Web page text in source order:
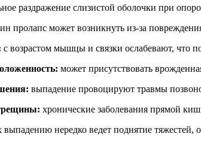
раздражение слизистой оболочки при
пролапс может возникнуть из-за
с возрастом мышцы и связки ослабевают, что
может присутствовать
выпадение провоцируют травмы
хронические заболевания прямой
выпадению нередко ведет поднятие тяжестей,